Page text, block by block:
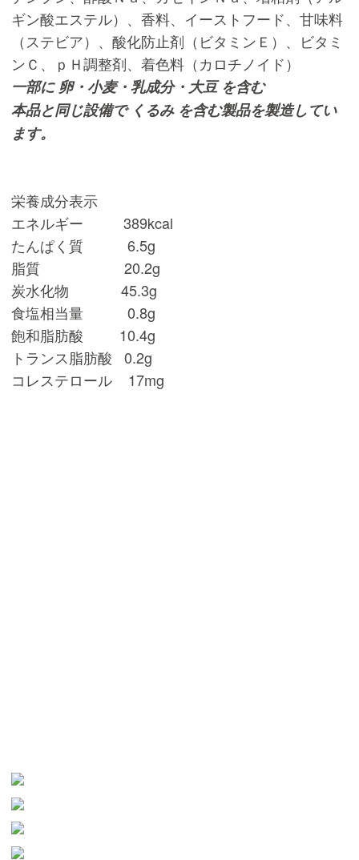
ギン酸エステル）、香料、イーストフード、甘味料
（ステビア）、酸化防止剤（ビタミンＥ）、ビタミ
ンＣ、ｐＨ調整剤、着色料（カロチノイド）
一部に 卵・小麦・乳成分・大豆 を含む
本品と同じ設備で くるみ を含む製品を製造してい
ます。
栄養成分表示
エネルギー 389kcal
たんぱく質 6.5g
脂質 20.2g
炭水化物 45.3g
食塩相当量 0.8g
飽和脂肪酸 10.4g
トランス脂肪酸 0.2g
コレステロール 17mg